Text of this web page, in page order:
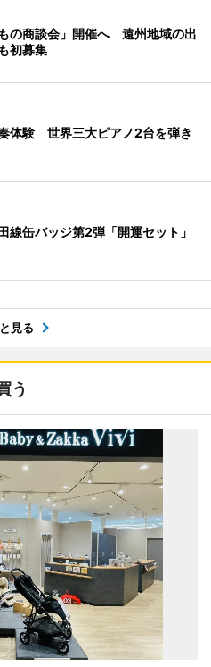
もの商談会」開催へ 遠州地域の出
初募集
体験 世界三大ピアノ2台を弾き
線缶バッジ第2弾「開運セット」
見る
う